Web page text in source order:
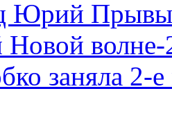
Юрий
Новой
заняла 2-